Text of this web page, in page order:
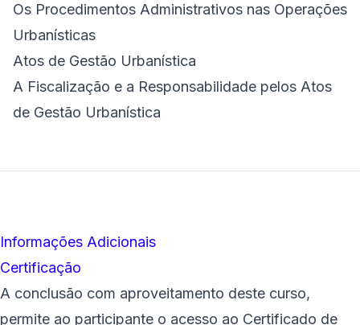
Os Procedimentos Administrativos nas Operações
Urbanísticas
Atos de Gestão Urbanística
A Fiscalização e a Responsabilidade pelos Atos
de Gestão Urbanística
Informações Adicionais
Certificação
A conclusão com aproveitamento deste curso,
permite ao participante o acesso ao Certificado de